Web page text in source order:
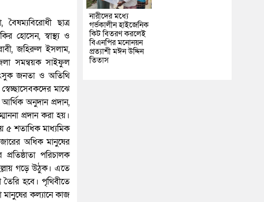
ছাত্র
হোসেন, স্বাস্থ্য ও
জহিরুল ইসলাম,
সমন্বয়ক সাইফুল
জনতা ও অতিথি
মাঝে
অনুদান প্রদান,
প্রদান করা হয়।
৫ শতাধিক মাধ্যমিক
অধিক মানুষের
পরিচালক
গড়ে উঠুক। এতে
হবে। পৃথিবীতে
কল্যানে কাজ
নারীদের মধ্যে
গর্ভকালীন হাইজেনিক
কিট বিতরণ করলেই
বিএনপির মনোনয়ন
প্রত্যাশী মঈন উদ্দিন
তিতাস